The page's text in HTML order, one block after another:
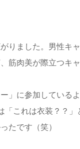
りました。男性キ
筋肉美が際立つキ
」に参加している
これは衣装？？」
たです（笑）